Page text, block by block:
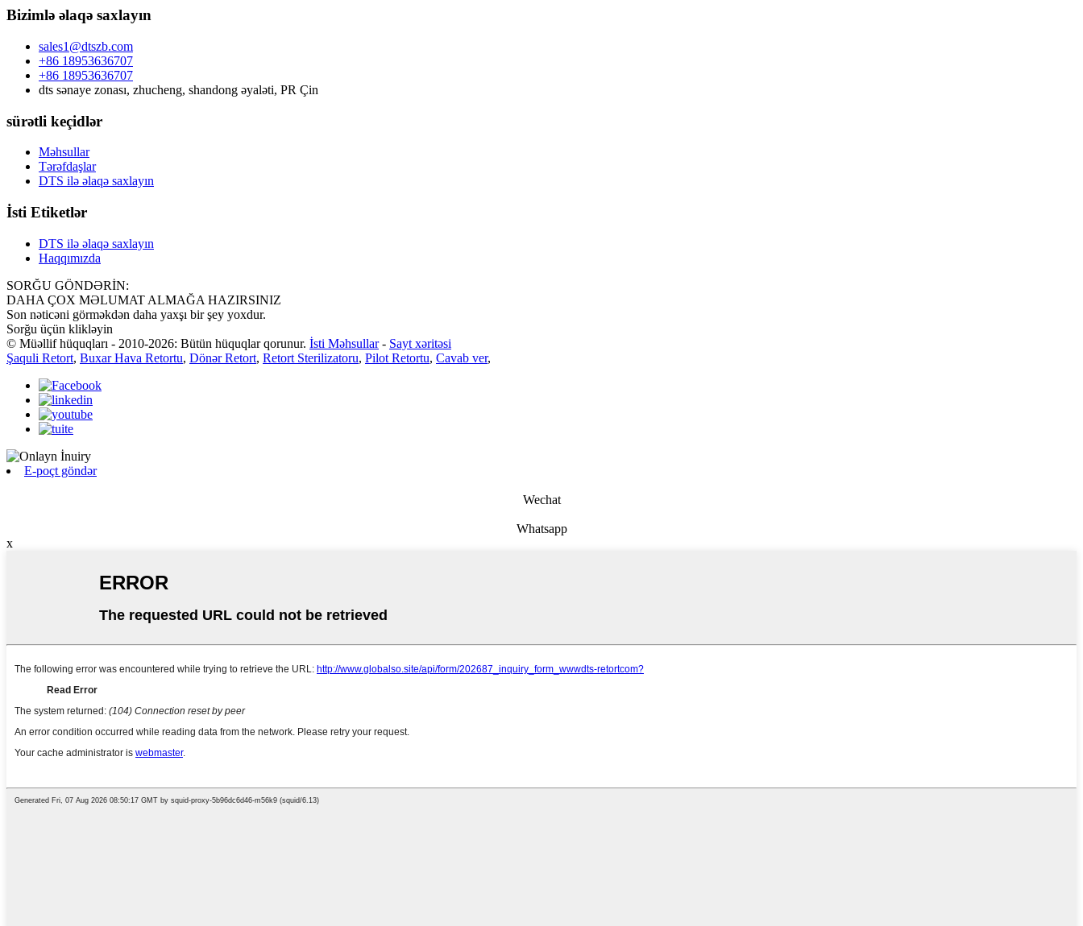
Bizimlə əlaqə saxlayın
sales1@dtszb.com
+86 18953636707
+86 18953636707
dts sənaye zonası, zhucheng, shandong əyaləti, PR Çin
sürətli keçidlər
Məhsullar
Tərəfdaşlar
DTS ilə əlaqə saxlayın
İsti Etiketlər
DTS ilə əlaqə saxlayın
Haqqımızda
SORĞU GÖNDƏRİN:
DAHA ÇOX MƏLUMAT ALMAĞA HAZIRSINIZ
Son nəticəni görməkdən daha yaxşı bir şey yoxdur.
Sorğu üçün klikləyin
© Müəllif hüquqları - 2010-2026: Bütün hüquqlar qorunur. İsti Məhsullar- Sayt xəritəsi
Şaquli Retort, Buxar Hava Retortu, Dönər Retort, Retort Sterilizatoru, Pilot Retortu, Cavab ver,
E-poçt göndər
Wechat
Whatsapp
x